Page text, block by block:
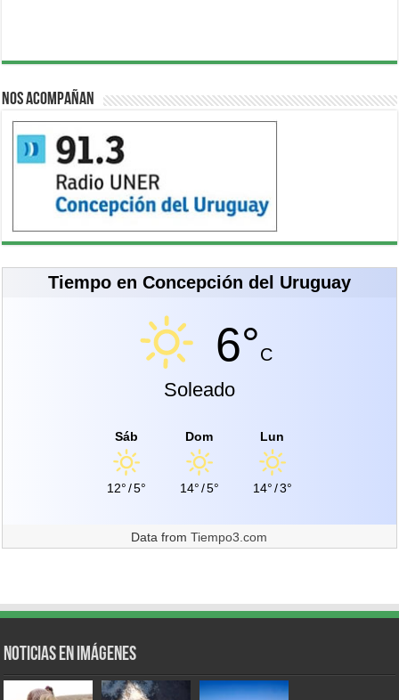
Nos acompañan
Tiempo en Concepción del Uruguay
6°C
Soleado
Sáb
12°/5°
Dom
14°/5°
Lun
14°/3°
Data fromTiempo3.com
Noticias en Imágenes